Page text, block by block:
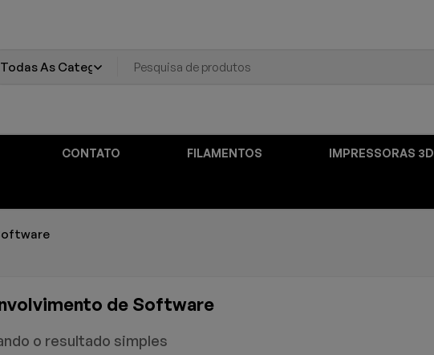
CONTATO FILAMENTOS IMPRESSORAS 3D
de Software
o resultado simples